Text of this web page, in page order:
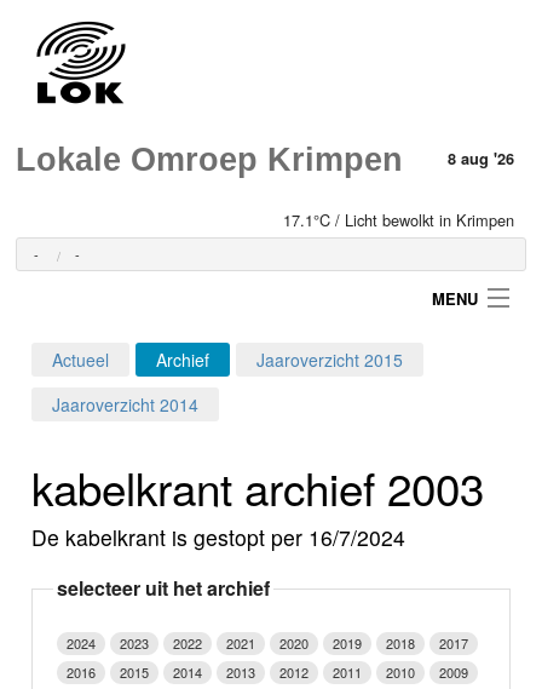
Lokale Omroep Krimpen 8 aug '26
17.1°C / Licht bewolkt in Krimpen
- -
MENU
Programma's
Video
Actueel Archief
Jaaroverzicht 2015
Jaaroverzicht 2014
kabelkrant archief 2003
De kabelkrant is gestopt per 16/7/2024
selecteer uit het archief
2024 2023 2022 2021 2020 2019 2018
2017
2016
2015 2014 2013 2012 2011 2010
2009